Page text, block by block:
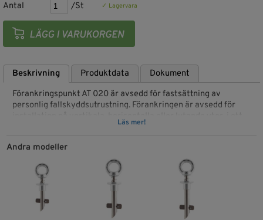
Antal /St ✓ Lagervara
Beskrivning Produktdata
Dokument
Förankringspunkt AT 020 är avsedd för fastsättning av
personlig fallskyddsutrustning. Förankringen är avsedd för
installation på vertikala, horisontella eller lutande ytor, i ett
Diameter på hål för infästning: 34mm
Max tjocklek konstruktion: 263mm
Antal användare: 1 person
Materal:
Läs mer!
Andra modeller